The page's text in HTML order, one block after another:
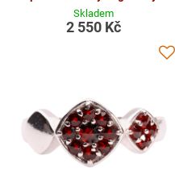
Skladem
2 550 Kč